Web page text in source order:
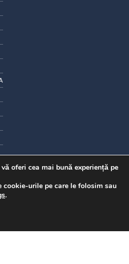
oferi cea mai bună experiență pe
urile pe care le folosim sau
.